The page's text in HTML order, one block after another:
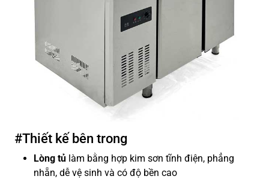
#Thiết kế bên trong
Lòng tủ làm bằng hợp kim sơn tĩnh điện, phẳng
nhẵn, dễ vệ sinh và có độ bền cao